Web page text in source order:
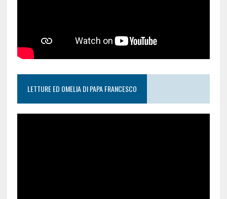
LETTURE ED OMELIA DI PAPA FRANCESCO